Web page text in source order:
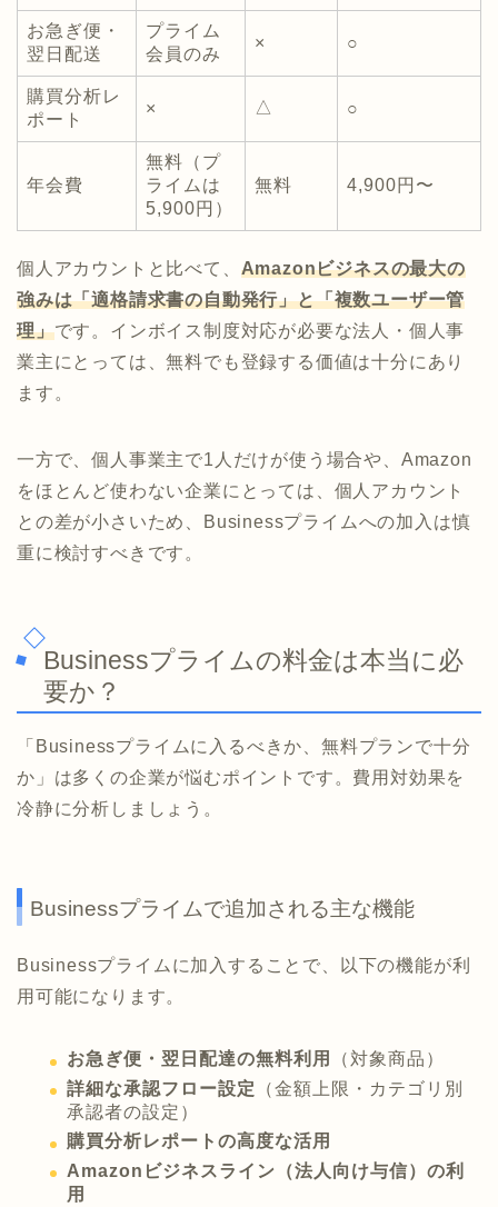
お急ぎ便・
翌日配送
プライム
会員のみ
× ○
購買分析レ
ポート
× △ ○
年会費
無料（プ
ライムは
5,900円）
無料 4,900円〜
個人アカウントと比べて、 Amazonビジネスの最大の
強みは「適格請求書の自動発行」と「複数ユーザー管
理」です。インボイス制度対応が必要な法人・個人事
業主にとっては、無料でも登録する価値は十分にあり
ます。
一方で、個人事業主で1人だけが使う場合や、Amazon
をほとんど使わない企業にとっては、個人アカウント
との差が小さいため、Businessプライムへの加入は慎
重に検討すべきです。
Businessプライムの料金は本当に必
要か？
「Businessプライムに入るべきか、無料プランで十分
か」は多くの企業が悩むポイントです。費用対効果を
冷静に分析しましょう。
Businessプライムで追加される主な機能
Businessプライムに加入することで、以下の機能が利
用可能になります。
お急ぎ便・翌日配達の無料利用
（対象商品）
詳細な承認フロー設定
（金額上限・カテゴリ別
承認者の設定）
購買分析レポートの高度な活用
Amazonビジネスライン（法人向け与信）の利
用